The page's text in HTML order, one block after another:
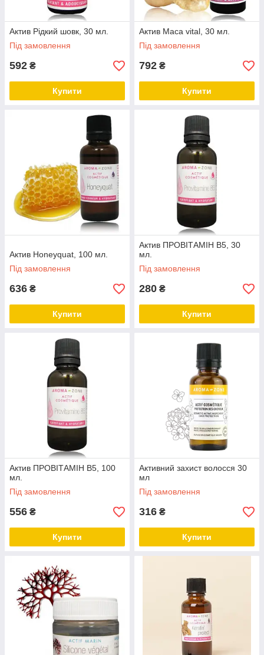
Актив Рідкий шовк, 30 мл.
Під замовлення
592 ₴
Купити
Актив Maca vital, 30 мл.
Під замовлення
792 ₴
Купити
Актив Honeyquat, 100 мл.
Під замовлення
636 ₴
Купити
Актив ПРОВІТАМІН В5, 30
мл.
Під замовлення
280 ₴
Купити
Актив ПРОВІТАМІН В5, 100
мл.
Під замовлення
556 ₴
Купити
Активний захист волосся 30
мл
Під замовлення
316 ₴
Купити